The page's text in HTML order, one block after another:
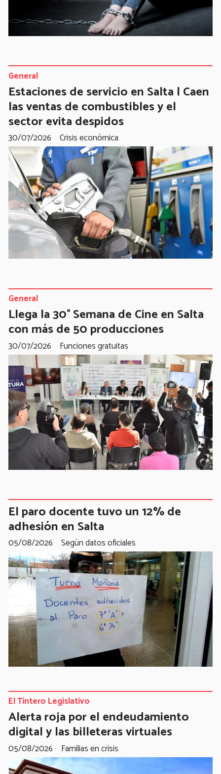
Estaciones de servicio en Salta | Caen
las ventas de combustibles y el
sector evita despidos
Crisis económica
General
30/07/2026
Llega la 30° Semana de Cine en Salta
con más de 50 producciones
Funciones gratuitas
General
30/07/2026
El paro docente tuvo un 12% de
adhesión en Salta
Según datos oficiales
05/08/2026
Alerta roja por el endeudamiento
digital y las billeteras virtuales
Familias en crisis
El Tintero Legislativo
05/08/2026